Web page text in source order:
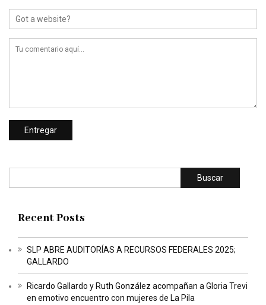
Buscar
Recent Posts
SLP ABRE AUDITORÍAS A RECURSOS FEDERALES 2025;
GALLARDO
Ricardo Gallardo y Ruth González acompañan a Gloria Trevi
en emotivo encuentro con mujeres de La Pila